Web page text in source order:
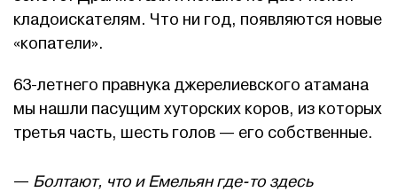
кладоискателям. Что ни год, появляются новые
«копатели».
63-летнего правнука джерелиевского атамана
мы нашли пасущим хуторских коров, из которых
третья часть, шесть голов — его собственные.
— Болтают, что и Емельян где-то здесь